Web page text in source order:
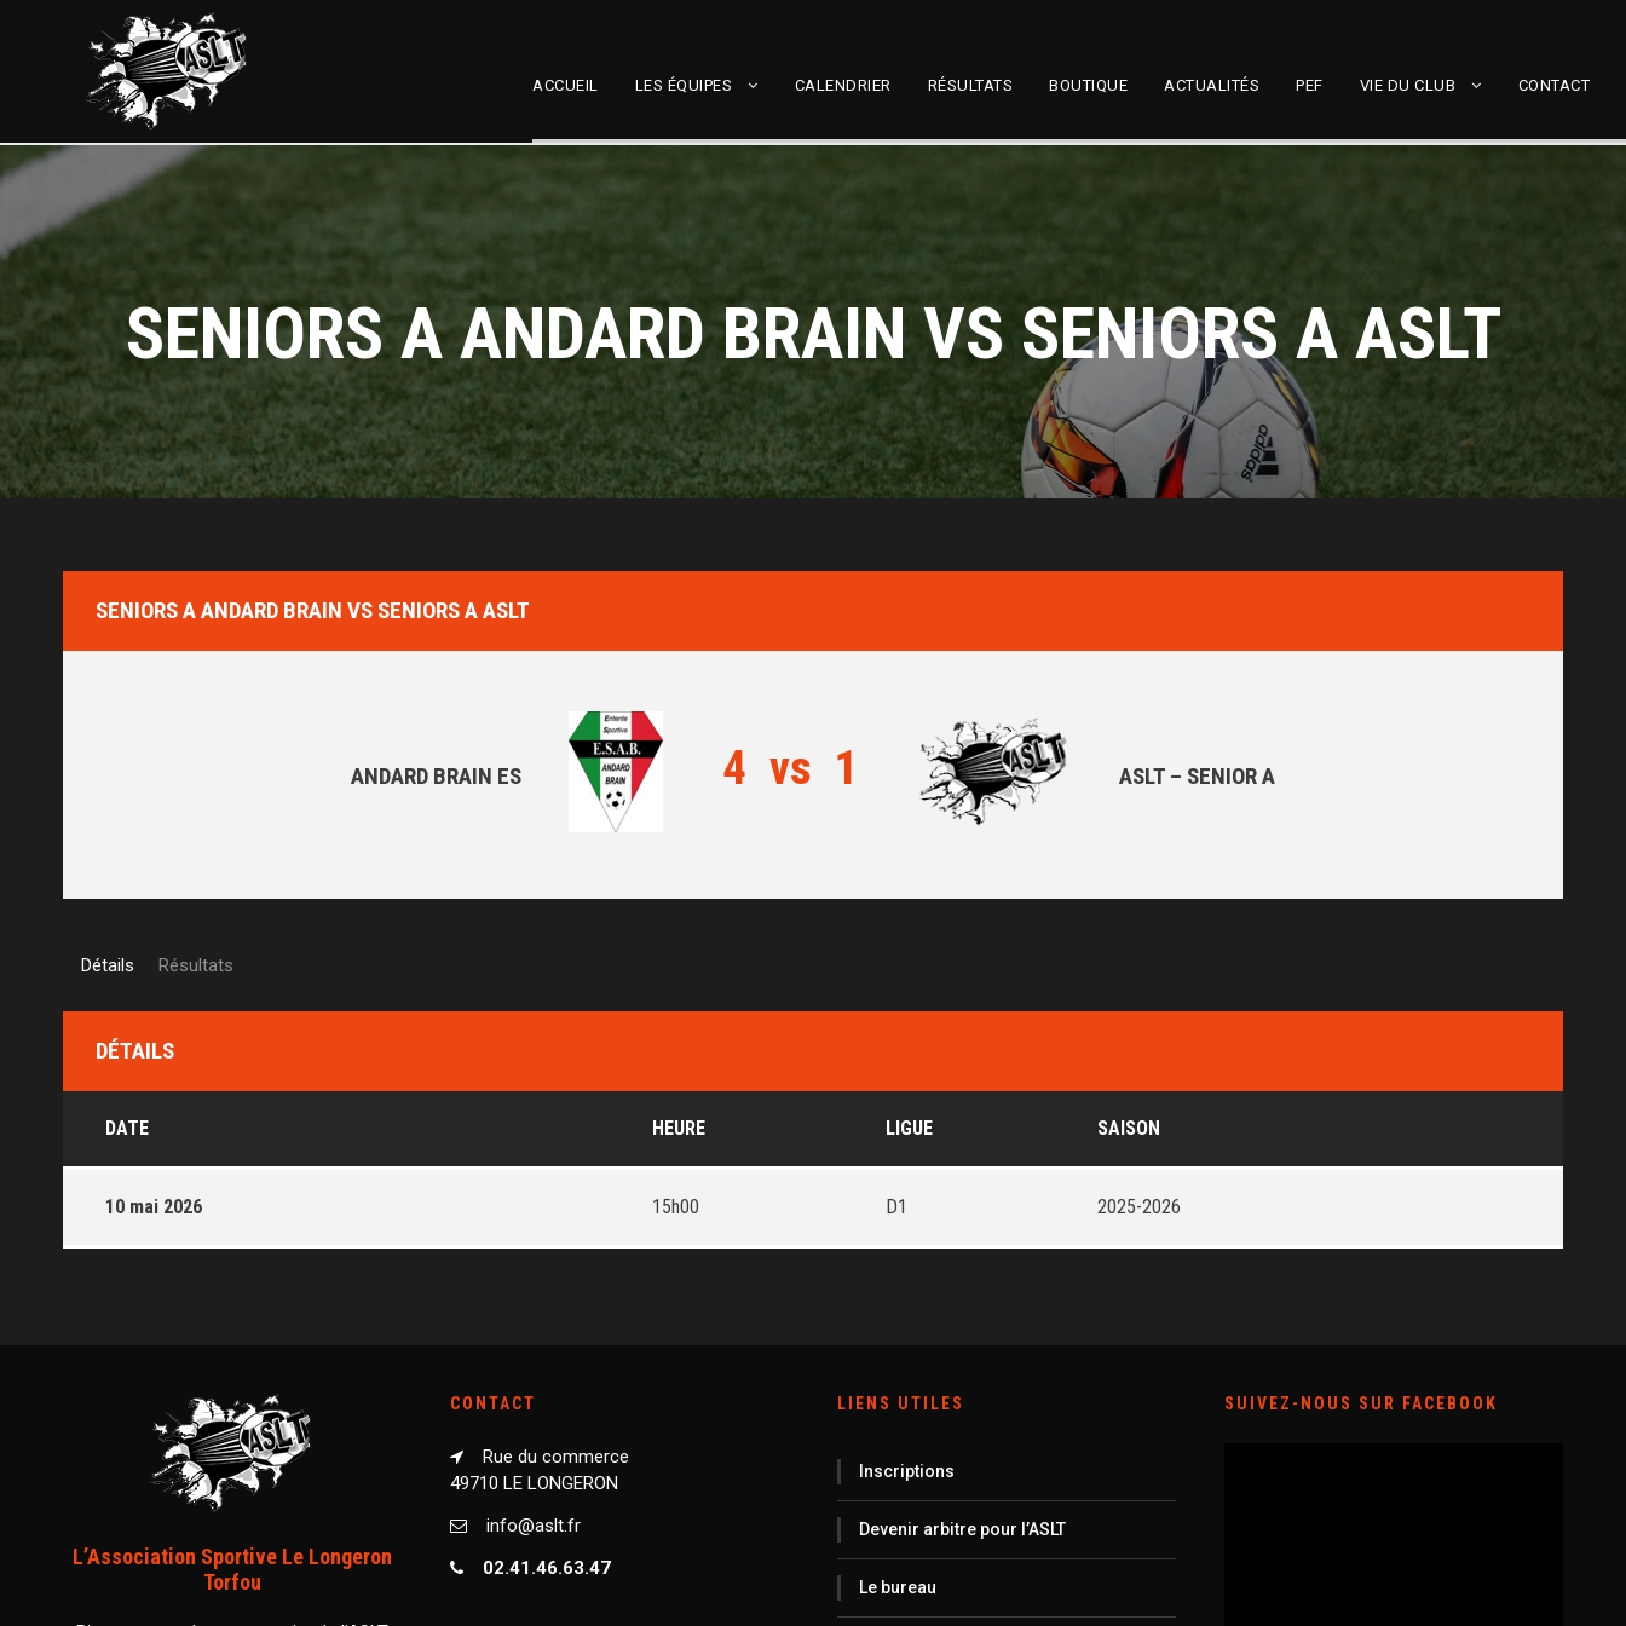
ACCUEIL LES ÉQUIPES CALENDRIER RÉSULTATS BOUTIQUE ACTUALITÉS PEF VIE DU CLUB CONTACT
SENIORS A ANDARD BRAIN VS SENIORS A ASLT
SENIORS A ANDARD BRAIN VS SENIORS A ASLT
ANDARD BRAIN ES 4 vs 1 ASLT – SENIOR A
Détails Résultats
DÉTAILS
DATE HEURE LIGUE SAISON
10 mai 2026 15h00 D1 2025-2026
L’Association Sportive Le Longeron
Torfou
CONTACT
Rue du commerce
49710 LE LONGERON
info@aslt.fr
02.41.46.63.47
LIENS UTILES
Inscriptions
Devenir arbitre pour l’ASLT
Le bureau
SUIVEZ-NOUS SUR FACEBOOK